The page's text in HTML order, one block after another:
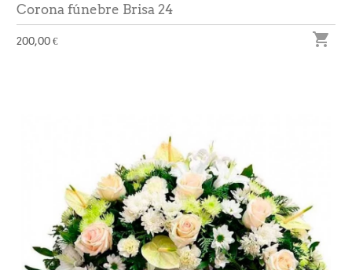
Corona fúnebre Brisa 24
200,00 € 